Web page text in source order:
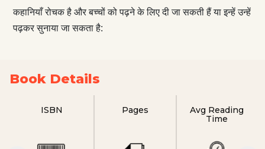
कहानियाँ रोचक है और बच्चों को पढ़ने के लिए दी जा सकती हैं या इन्हें उन्हें
पढ़कर सुनाया जा सकता है:
Book Details
ISBN Pages
Avg Reading
Time